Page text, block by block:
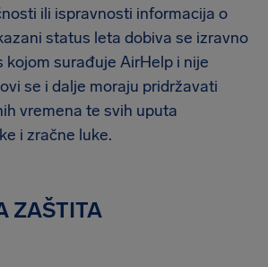
ili ispravnosti informacija o
status leta dobiva se izravno
kojom surađuje AirHelp i nije
se i dalje moraju pridržavati
vremena te svih uputa
i zračne luke.
ZAŠTITA